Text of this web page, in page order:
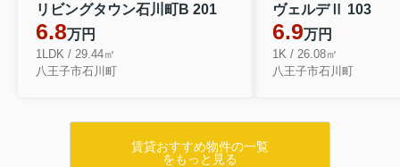
リビングタウン石川町B 201
6.8万円
1LDK / 29.44㎡
八王子市石川町
ヴェルデⅡ 103
6.9万円
1K / 26.08㎡
八王子市石川町
賃貸おすすめ物件の一覧
をもっと見る